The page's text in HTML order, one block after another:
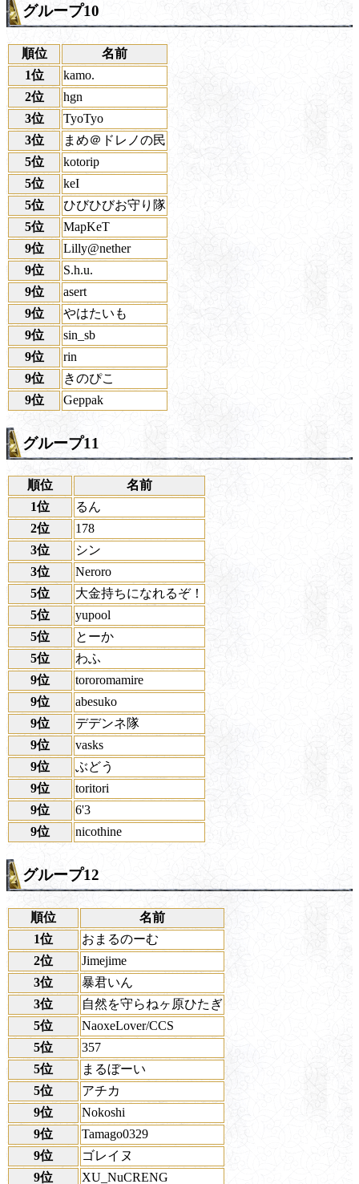
グループ10
順位
名前
1位
kamo.
2位
hgn
3位
TyoTyo
3位
まめ＠ドレノの民
5位
kotorip
5位
keI
5位
ひびひびお守り隊
5位
MapKeT
9位
Lilly@nether
9位
S.h.u.
9位
asert
9位
やはたいも
9位
sin_sb
9位
rin
9位
きのぴこ
9位
Geppak
グループ11
順位
名前
1位
るん
2位
178
3位
シン
3位
Neroro
5位
大金持ちになれるぞ！
5位
yupool
5位
とーか
5位
わふ
9位
tororomamire
9位
abesuko
9位
デデンネ隊
9位
vasks
9位
ぶどう
9位
toritori
9位
6'3
9位
nicothine
グループ12
順位
名前
1位
おまるのーむ
2位
Jimejime
3位
暴君いん
3位
自然を守らねヶ原ひたぎ
5位
NaoxeLover/CCS
5位
357
5位
まるぼーい
5位
アチカ
9位
Nokoshi
9位
Tamago0329
9位
ゴレイヌ
9位
XU_NuCRENG